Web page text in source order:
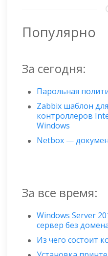
Популярно
За сегодня:
Парольная
Zabbix шаблон
контроллеров
Windows
Netbox —
За все время:
Windows Server
сервер без
Из чего состоит